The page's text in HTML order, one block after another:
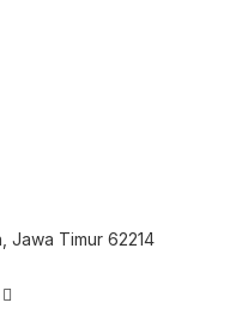
Jawa Timur 62214